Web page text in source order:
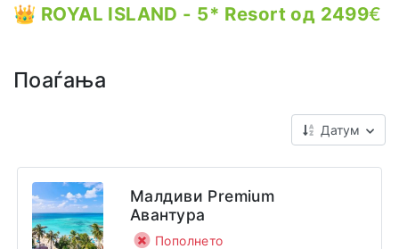
👑 ROYAL ISLAND - 5* Resort од 2499€
Поаѓања
Датум
Малдиви Premium
Авантура
Пополнето